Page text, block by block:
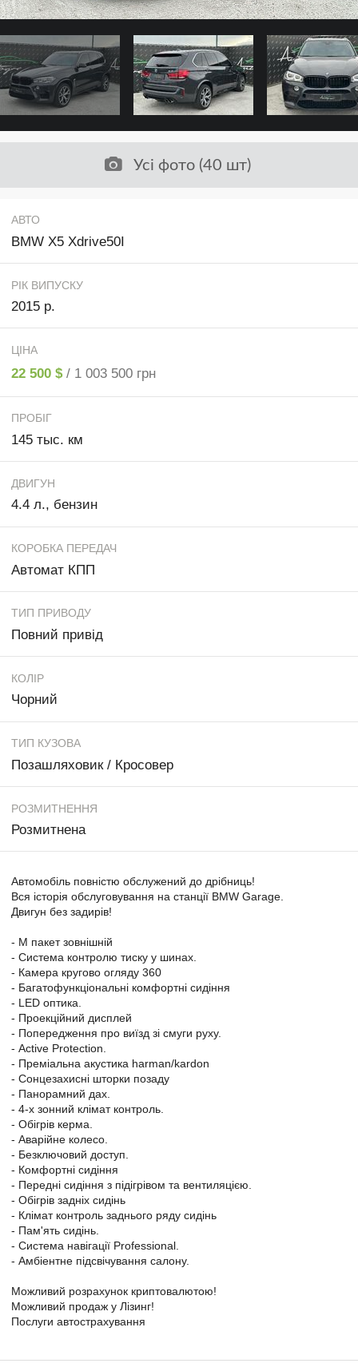
Усі фото (40 шт)
АВТО
BMW X5 Xdrive50I
РІК ВИПУСКУ
2015 р.
ЦІНА
22 500 $ / 1 003 500 грн
ПРОБІГ
145 тыс. км
ДВИГУН
4.4 л., бензин
КОРОБКА ПЕРЕДАЧ
Автомат КПП
ТИП ПРИВОДУ
Повний привід
КОЛІР
Чорний
ТИП КУЗОВА
Позашляховик / Кросовер
РОЗМИТНЕННЯ
Розмитнена
Автомобіль повністю обслужений до дрібниць!
Вся історія обслуговування на станції BMW Garage.
Двигун без задирів!
- М пакет зовнішній
- Система контролю тиску у шинах.
- Камера кругово огляду 360
- Багатофункціональні комфортні сидіння
- LED оптика.
- Проекційний дисплей
- Попередження про виїзд зі смуги руху.
- Active Protection.
- Преміальна акустика harman/kardon
- Сонцезахисні шторки позаду
- Панорамний дах.
- 4-х зонний клімат контроль.
- Обігрів керма.
- Аварійне колесо.
- Безключовий доступ.
- Комфортні сидіння
- Передні сидіння з підігрівом та вентиляцією.
- Обігрів задніх сидінь
- Клімат контроль заднього ряду сидінь
- Пам'ять сидінь.
- Система навігації Professional.
- Амбіентне підсвічування салону.
Можливий розрахунок криптовалютою!
Можливий продаж у Лізинг!
Послуги автострахування